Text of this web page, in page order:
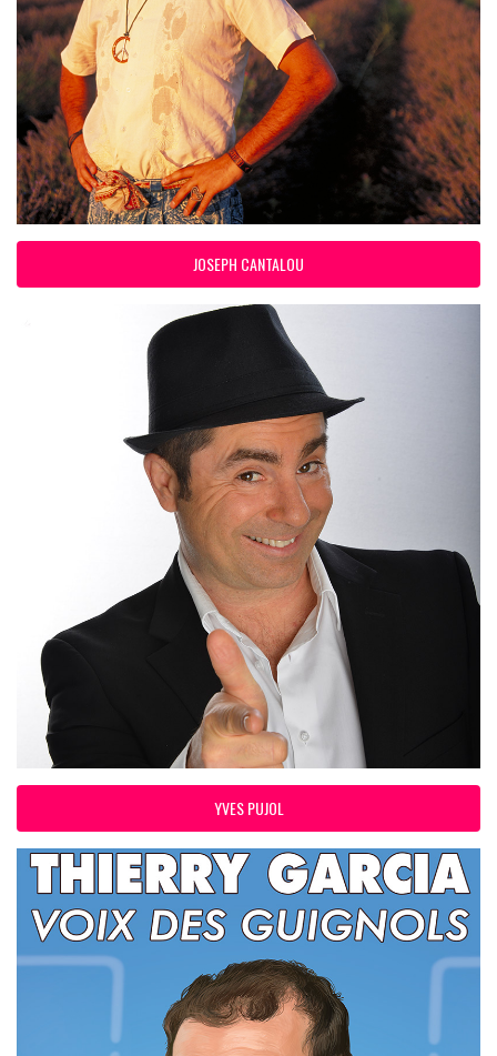
JOSEPH CANTALOU
YVES PUJOL